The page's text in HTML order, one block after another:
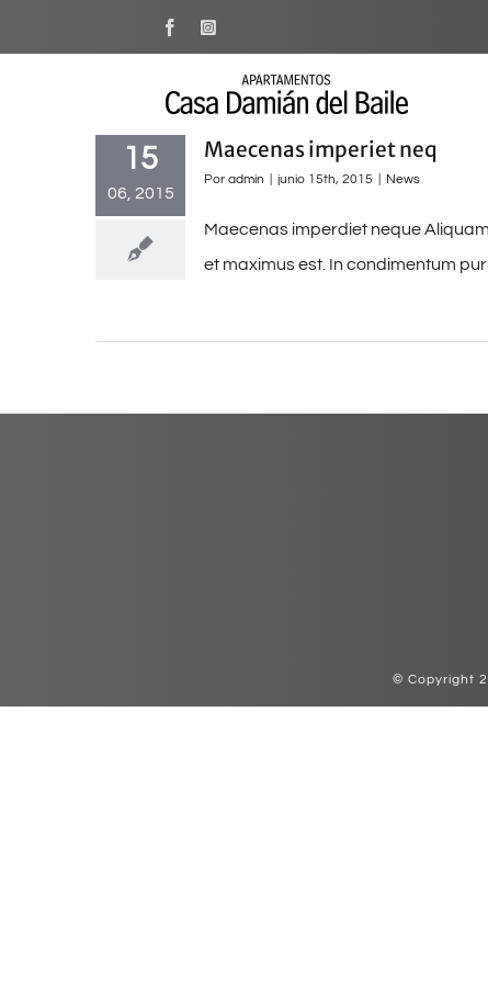
al
FacebookInstagram
15
06, 2015
Maecenas imperiet neq
Por admin junio 15th, 2015 News
Maecenas imperdiet neque
et maximus est. In condimentum
© Copyright